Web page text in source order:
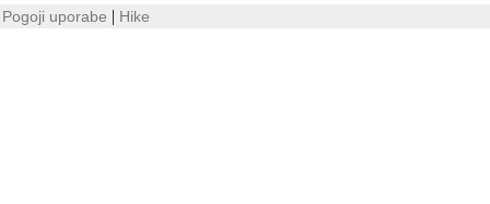
Pogoji uporabe | Hike